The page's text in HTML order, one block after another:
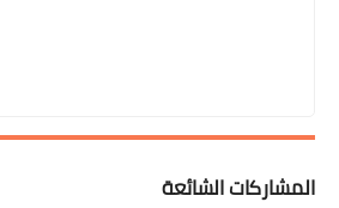
المشاركات الشائعة